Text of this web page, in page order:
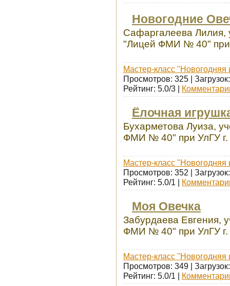
Новогодние
Сафаргалеева
"Лицей ФМИ № 40" при
Мастер-класс
Просмотров: 325 |
Рейтинг: 5.0/3 |
Ёлочная
Бухарметова Луиза,
ФМИ № 40" при УлГУ г.
Мастер-класс
Просмотров: 352 |
Рейтинг: 5.0/1 |
Моя Овечка
Забурдаева Евгения,
ФМИ № 40" при УлГУ г.
Мастер-класс
Просмотров: 349 |
Рейтинг: 5.0/1 |